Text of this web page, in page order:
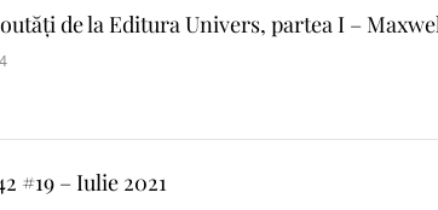
de la Editura Univers, partea I –
#19 – Iulie 2021